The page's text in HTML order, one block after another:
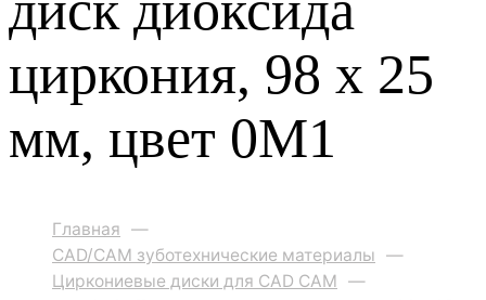
циркония, 98 x 25
мм, цвет 0M1
Главная —
CAD/CAM зуботехнические материалы —
Циркониевые диски для CAD CAM —